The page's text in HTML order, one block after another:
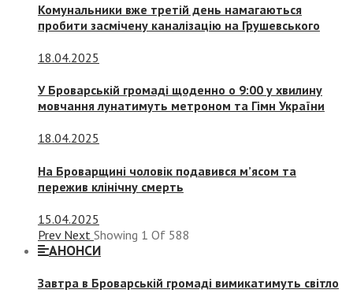
Комунальники вже третій день намагаються
пробити засмічену каналізацію на Грушевського
18.04.2025
У Броварській громаді щоденно о 9:00 у хвилину
мовчання лунатимуть метроном та Гімн України
18.04.2025
На Броварщині чоловік подавився м’ясом та
пережив клінічну смерть
15.04.2025
Prev Next Showing 1 Of 588
АНОНСИ
Завтра в Броварській громаді вимикатимуть світло